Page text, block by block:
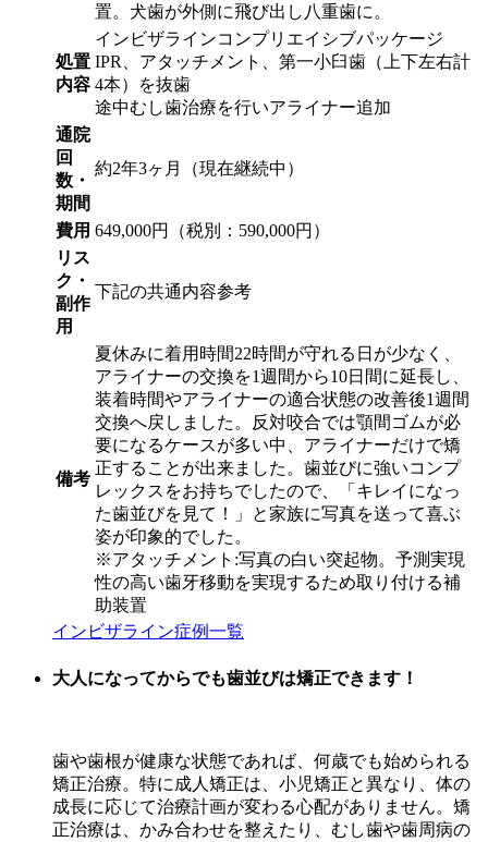
置。犬歯が外側に飛び出し八重歯に。
処置
内容
インビザラインコンプリエイシブパッケージ
IPR、アタッチメント、第一小臼歯（上下左右計
4本）を抜歯
途中むし歯治療を行いアライナー追加
通院
回
数・
期間
約2年3ヶ月（現在継続中）
費用 649,000円（税別：590,000円）
リス
ク・
副作
用
下記の共通内容参考
備考
夏休みに着用時間22時間が守れる日が少なく、
アライナーの交換を1週間から10日間に延長し、
装着時間やアライナーの適合状態の改善後1週間
交換へ戻しました。反対咬合では顎間ゴムが必
要になるケースが多い中、アライナーだけで矯
正することが出来ました。歯並びに強いコンプ
レックスをお持ちでしたので、「キレイになっ
た歯並びを見て！」と家族に写真を送って喜ぶ
姿が印象的でした。
※アタッチメント:写真の白い突起物。予測実現
性の高い歯牙移動を実現するため取り付ける補
助装置
インビザライン症例一覧
大人になってからでも歯並びは矯正できます！
歯や歯根が健康な状態であれば、何歳でも始められる
矯正治療。特に成人矯正は、小児矯正と異なり、体の
成長に応じて治療計画が変わる心配がありません。矯
正治療は、かみ合わせを整えたり、むし歯や歯周病の